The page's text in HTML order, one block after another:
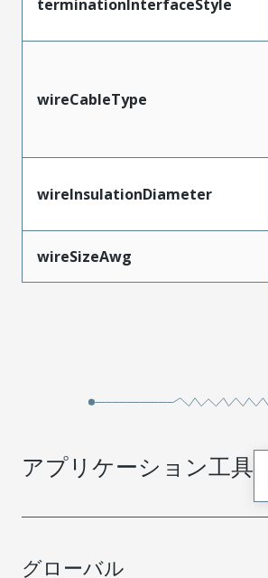
terminationInterfaceStyle
wireCableType
wireInsulationDiameter
wireSizeAwg
アプリケーション工具
グローバル